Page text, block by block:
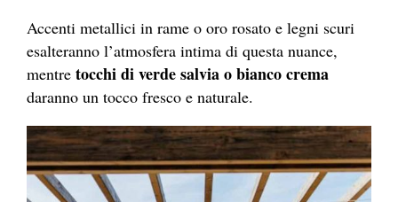
Accenti metallici in rame o oro rosato e legni scuri
esalteranno l’atmosfera intima di questa nuance,
mentre tocchi di verde salvia o bianco crema
daranno un tocco fresco e naturale.